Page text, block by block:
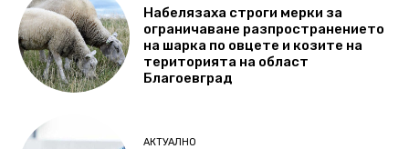
Набелязаха строги мерки за
ограничаване разпространението
на шарка по овцете и козите на
територията на област
Благоевград
АКТУАЛНО